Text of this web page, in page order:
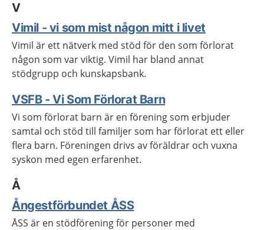
V
Vimil - vi som mist någon mitt i livet
Vimil är ett nätverk med stöd för den som förlorat
någon som var viktig. Vimil har bland annat
stödgrupp och kunskapsbank.
VSFB - Vi Som Förlorat Barn
Vi som förlorat barn är en förening som erbjuder
samtal och stöd till familjer som har förlorat ett eller
flera barn. Föreningen drivs av föräldrar och vuxna
syskon med egen erfarenhet.
Å
Ångestförbundet ÅSS
ÅSS är en stödförening för personer med